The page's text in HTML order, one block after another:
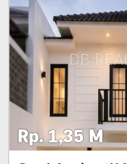
Rp. 1,35 M